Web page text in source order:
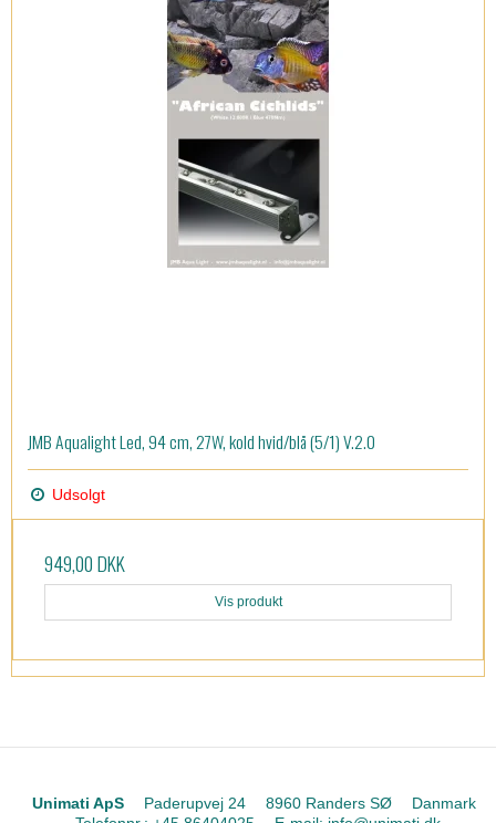
JMB Aqualight Led, 94 cm, 27W, kold hvid/blå (5/1) V.2.0
Udsolgt
949,00 DKK
Vis produkt
Unimati ApS Paderupvej 24 8960 Randers SØ
Danmark